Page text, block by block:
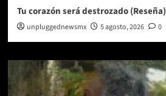
Tu corazón será destrozado (Reseña)
unpluggednewsmx 5 agosto, 2026 0